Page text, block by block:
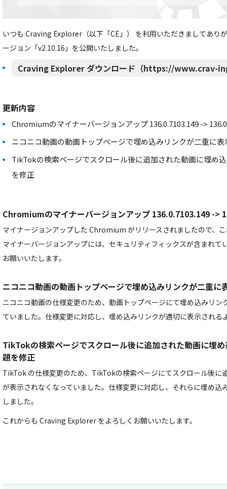
いつも Craving Explorer（以下「CE」） を利用いただきましてあり
ージョン「v2.10.16」を公開いたしました。
Craving Explorer ダウンロード（https://www.crav-
更新内容
Chromiumのマイナーバージョンアップ 136.0.7103.149 ->
ニコニコ動画の動画トップページで埋め込みリンクが二重に
TikTokの検索ページでスクロール後に追加された動画に埋め
を修正
Chromiumのマイナーバージョンアップ 136.0.7103.149 ->
マイナージョンアップした Chromium がリリースされましたので、
マイナーバージョンアップには、セキュリティフィックスが含まれて
お願いいたします。
ニコニコ動画の動画トップページで埋め込みリンクが二重に
ニコニコ動画の仕様変更のため、動画トップページにて埋め込みリン
ていました。仕様変更に対応し、埋め込みリンクが適切に表示される
TikTokの検索ページでスクロール後に追加された動画に埋
題を修正
TikTok の仕様変更のため、TikTokの検索ページにてスクロール後に
が表示されなくなっていました。仕様変更に対応し、それらに埋め込
しました。
これからも Craving Explorer をよろしくお願いいたします。